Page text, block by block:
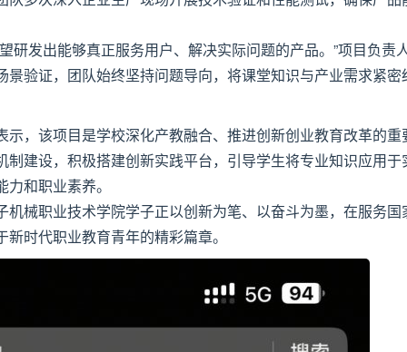
研发出能够真正服务用户、解决实际问题的产品。”项目负责
验证，团队始终坚持问题导向，将课堂知识与产业需求紧密
，该项目是学校深化产教融合、推进创新创业教育改革的重
建设，积极搭建创新实践平台，引导学生将专业知识应用于
和职业素养。
械职业技术学院学子正以创新为笔、以奋斗为墨，在服务国
时代职业教育青年的精彩篇章。